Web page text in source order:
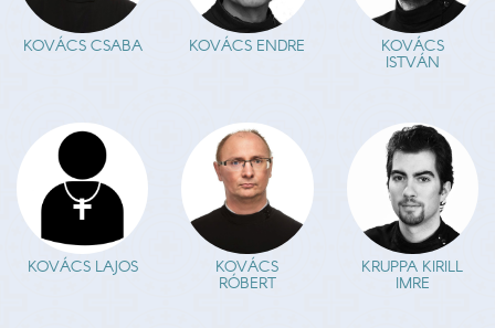
KOVÁCS CSABA KOVÁCS ENDRE KOVÁCS
ISTVÁN
KOVÁCS LAJOS KOVÁCS
RÓBERT
KRUPPA KIRILL
IMRE